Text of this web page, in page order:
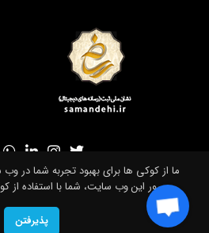
تمامی حقوق سایت برای شرکت دیبا
طراحی و اجرا توسط
ما از کوکی ها برای بهبود تجربه شما در وب
مرور این وب سایت، شما با استفاده از
پذیرفتن
لطفا برای ادامه مشخصات خود